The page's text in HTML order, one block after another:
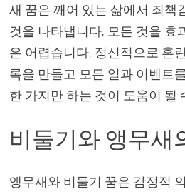
새 꿈은 깨어 있는 삶에서 죄책
것을 나타냅니다. 모든 것을 효
은 어렵습니다. 정신적으로 혼
록을 만들고 모든 일과 이벤트
한 가지만 하는 것이 도움이 될
비둘기와 앵무새
앵무새와 비둘기 꿈은 감정적